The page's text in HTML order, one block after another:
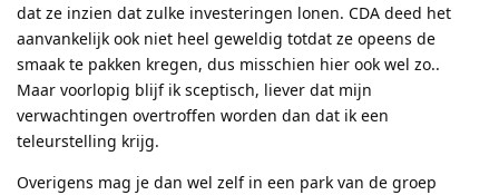
dat ze inzien dat zulke investeringen lonen. CDA deed het
aanvankelijk ook niet heel geweldig totdat ze opeens de
smaak te pakken kregen, dus misschien hier ook wel zo..
Maar voorlopig blijf ik sceptisch, liever dat mijn
verwachtingen overtroffen worden dan dat ik een
teleurstelling krijg.
Overigens mag je dan wel zelf in een park van de groep